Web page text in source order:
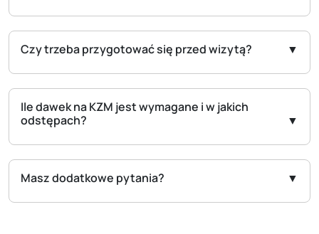
Czy trzeba przygotować się przed wizytą?
Ile dawek na KZM jest wymagane i w jakich
odstępach?
Masz dodatkowe pytania?